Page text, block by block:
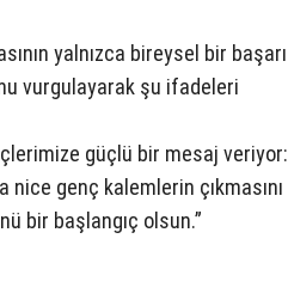
yalnızca bireysel bir başarı
vurgulayarak şu ifadeleri
güçlü bir mesaj veriyor:
nice genç kalemlerin çıkmasını
bir başlangıç olsun.”